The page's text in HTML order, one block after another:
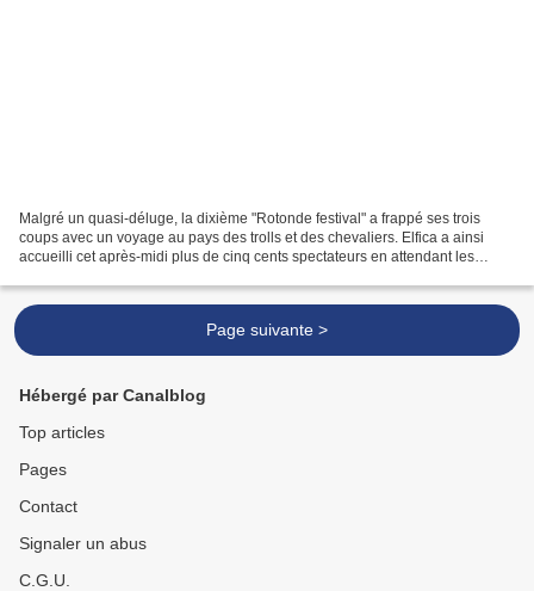
Malgré un quasi-déluge, la dixième "Rotonde festival" a frappé ses trois
coups avec un voyage au pays des trolls et des chevaliers. Elfica a ainsi
accueilli cet après-midi plus de cinq cents spectateurs en attendant les
Page suivante >
Hébergé par Canalblog
Top articles
Pages
Contact
Signaler un abus
C.G.U.